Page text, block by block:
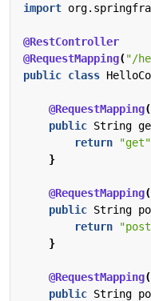
import
@RestController
@RequestMapping("/
public class
@RequestMapping(
public String
return
"get"
}
@RequestMapping(
public String
return
}
@RequestMapping(
public String